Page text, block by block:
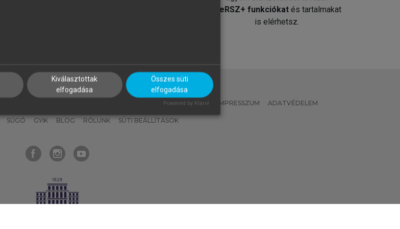
MeRSZ+ funkciókat és tartalmakat
is elérhetsz.
MI – ÁLTALÁNOS IRÁNYELVEK IMPRESSZUM ADATVÉDELEM
SÚGÓ GYIK BLOG RÓLUNK SÜTI BEÁLLÍTÁSOK
Kiválasztottak
elfogadása
Összes süti
elfogadása
Powered by Klaro!